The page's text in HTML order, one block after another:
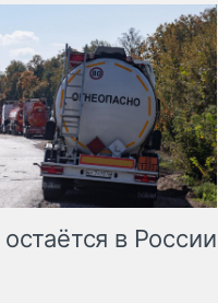
в России